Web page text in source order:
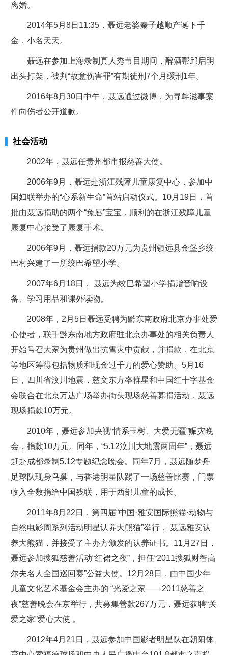
离婚。
2014年5月8日11:35，聂远老婆秦子越顺产诞下千
金，小名天天。
聂远在参加上海录制真人秀节目期间，醉酒帮邱启明
出头打架，被判“故意伤害罪”有期徒刑7个月缓刑1年。
2016年8月30日中午，聂远通过微博，为寻衅滋事案
件向伤者公开道歉。
社会活动
2002年，聂远任贵州都市报慈善大使。
2006年9月，聂远赴浙江残障儿童康复中心，参加中
国妇联举办的“心系新生命”首站启动仪式。10月19日，首
批由聂远捐助的两个“兔唇”宝宝，顺利的在浙江残障儿童
康复中心接受了康复手术。
2006年9月，聂远捐款20万元为贵州镇远县金堡乡绞
巴村兴建了一所绞巴希望小学。
2007年6月18日， 聂远为绞巴希望小学捐赠音响设
备、学习用品和课外读物。
2008年，2月5日聂远受聘为黔东南政府北京办事处爱
心使者，联手黔东南地方政府驻北京办事处的相关负责人
开始号召大家为贵州做出抗雪灾中贡献，并捐款，在北京
等地区筹得包括物质和现金过千万的爱心赞助。5月16
日，四川省汶川地震，慈文东方率群星和中国红十字基金
会联合在北京万达广场举办街头现场慈善募捐活动，聂远
现场捐款10万元。
2010年，聂远参加央视“情系玉树、大爱无疆”赈灾晚
会，捐款10万元。同年，“5.12汶川大地震两周年”，聂远
赶赴成都录制5.12专题纪念晚会。同年7月，聂远随梦舟
足球队现身鸟巢，与香港明星队踢了一场慈善比赛，门票
收入全数捐给中国残联，用于西部儿童的成长。
2011年8月22日，第四届“中国·雅安国际熊猫·动物与
自然电影周系列活动明星认养大熊猫”举行， 聂远雅安认
养大熊猫，并接受了主办方颁发的认养证书。11月27日，
聂远参加搜狐慈善活动“红裙之夜”，担任“2011搜狐财智高
尔夫名人全国巡回赛”公益大使。12月28日，由中国少年
儿童文化艺术基金会主办的 “光爱之家——2011慈善之
夜”慈善晚会在京举行，共募集善款267万元，聂远获聘“关
爱之家”爱心大使 。
2012年4月21日，聂远参加中国影者明星队在朝阳体